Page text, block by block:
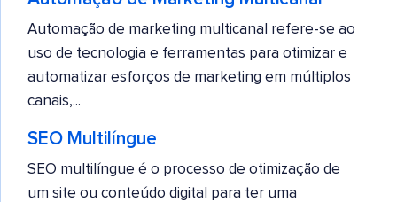
Automação de marketing multicanal refere-se ao
uso de tecnologia e ferramentas para otimizar e
automatizar esforços de marketing em múltiplos
canais,...
SEO Multilíngue
SEO multilíngue é o processo de otimização de
um site ou conteúdo digital para ter uma